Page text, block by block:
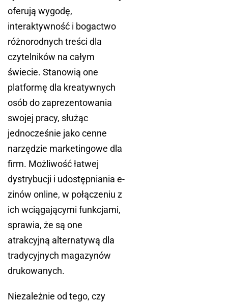
oferują wygodę,
interaktywność i bogactwo
różnorodnych treści dla
czytelników na całym
świecie. Stanowią one
platformę dla kreatywnych
osób do zaprezentowania
swojej pracy, służąc
jednocześnie jako cenne
narzędzie marketingowe dla
firm. Możliwość łatwej
dystrybucji i udostępniania e-
zinów online, w połączeniu z
ich wciągającymi funkcjami,
sprawia, że są one
atrakcyjną alternatywą dla
tradycyjnych magazynów
drukowanych.
Niezależnie od tego, czy